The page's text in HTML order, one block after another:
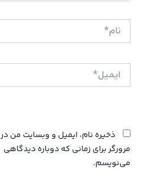
نام*
ایمیل*
ذخیره نام، ایمیل و وبسایت من در
مرورگر برای زمانی که دوباره دیدگاهی
می‌نویسم.